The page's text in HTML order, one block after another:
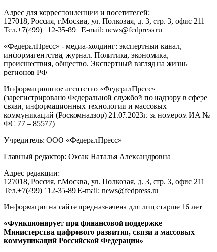
Адрес для корреспонденции и посетителей:
127018, Россия, г.Москва, ул. Полковая, д. 3, стр. 3, офис 211
Тел.+7(499) 112-35-89 E-mail: news@fedpress.ru
«ФедералПресс» - медиа-холдинг: экспертный канал,
информагентства, журнал. Политика, экономика,
происшествия, общество. Экспертный взгляд на жизнь
регионов РФ
Информационное агентство «ФедералПресс»
(зарегистрировано Федеральной службой по надзору в сфере
связи, информационных технологий и массовых
коммуникаций (Роскомнадзор) 21.07.2023г. за номером ИА №
ФС 77 – 85577)
Учредитель: ООО «ФедералПресс»
Главный редактор: Оксак Наталья Александровна
Адрес редакции:
127018, Россия, г.Москва, ул. Полковая, д. 3, стр. 3, офис 211
Тел.+7(499) 112-35-89 E-mail: news@fedpress.ru
Информация на сайте предназначена для лиц старше 16 лет
«Функционирует при финансовой поддержке
Министерства цифрового развития, связи и массовых
коммуникаций Российской Федерации»